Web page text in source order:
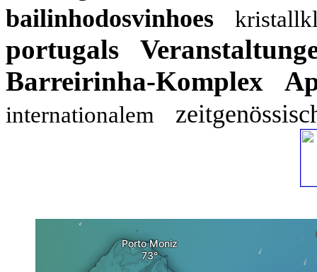
bailinhodosvinhoes
portugals
Barreirinha-Komplex
internationalem